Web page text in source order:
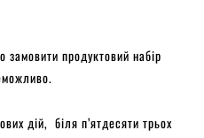
замовити продуктовий набір
дій, біля п’ятдесяти трьох